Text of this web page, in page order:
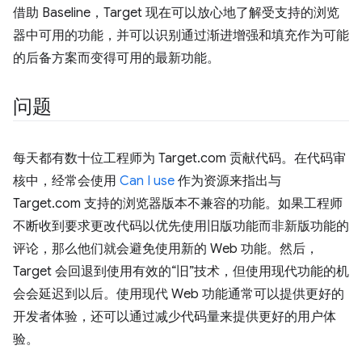
借助 Baseline，Target 现在可以放心地了解受支持的浏览
器中可用的功能，并可以识别通过渐进增强和填充作为可能
的后备方案而变得可用的最新功能。
问题
每天都有数十位工程师为 Target.com 贡献代码。在代码审
核中，经常会使用 Can I use 作为资源来指出与
Target.com 支持的浏览器版本不兼容的功能。如果工程师
不断收到要求更改代码以优先使用旧版功能而非新版功能的
评论，那么他们就会避免使用新的 Web 功能。然后，
Target 会回退到使用有效的“旧”技术，但使用现代功能的机
会会延迟到以后。使用现代 Web 功能通常可以提供更好的
开发者体验，还可以通过减少代码量来提供更好的用户体
验。